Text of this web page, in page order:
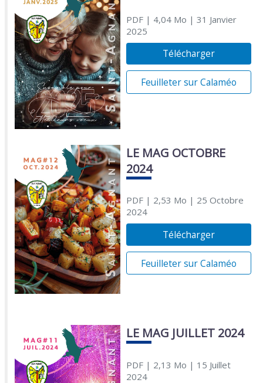
PDF| 4,04 Mo | 31 Janvier
2025
Télécharger
Feuilleter sur Calaméo
LE MAG OCTOBRE
2024
PDF| 2,53 Mo | 25 Octobre
2024
Télécharger
Feuilleter sur Calaméo
LE MAG JUILLET 2024
PDF| 2,13 Mo | 15 Juillet
2024